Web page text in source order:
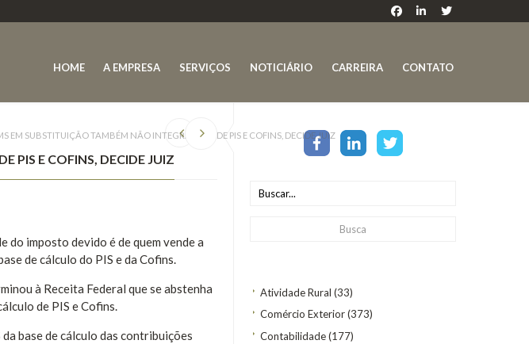
HOME A EMPRESA SERVIÇOS NOTICIÁRIO CARREIRA CONTATO
Atividade Rural (33)
Comércio Exterior(373)
Contabilidade(177)
EM SUBSTITUIÇÃO TAMBÉM NÃO INTEGRA BASE DE PIS E COFINS, DECIDE JUIZ
PIS E COFINS, DECIDE JUIZ
imposto devido é de quem vende a
de cálculo do PIS e da Cofins.
à Receita Federal que se abstenha
de PIS e Cofins.
base de cálculo das contribuições